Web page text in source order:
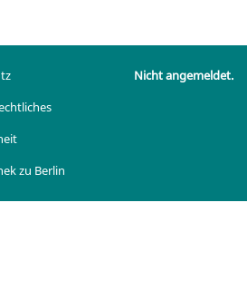
zu Berlin
Nicht angemeldet.